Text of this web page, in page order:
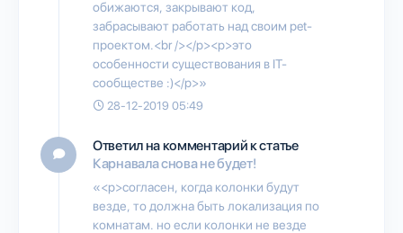
обижаются, закрывают код,
забрасывают работать над своим pet-
проектом.<br /></p><p>это
особенности существования в IT-
сообществе :)</p>»
28-12-2019 05:49
Ответил на комментарий к статье
Карнавала снова не будет!
«<p>согласен, когда колонки будут
везде, то должна быть локализация по
комнатам. но если колонки не везде